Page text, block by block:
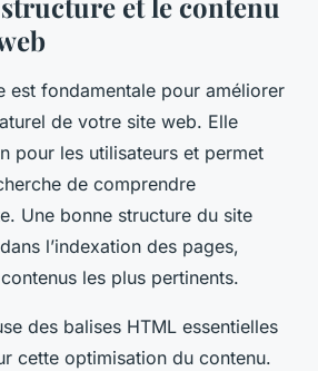
est fondamentale pour améliorer
de votre site web. Elle
pour les utilisateurs et permet
de comprendre
Une bonne structure du site
l’indexation des pages,
les plus pertinents.
des balises HTML essentielles
cette optimisation du contenu.